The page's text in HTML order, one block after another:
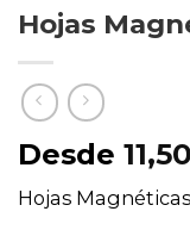
Hojas
Desde 11,50
Hojas